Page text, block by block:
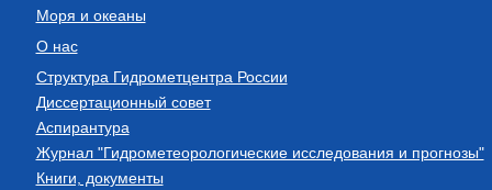
Моря и океаны
О нас
Структура Гидрометцентра России
Диссертационный совет
Аспирантура
Журнал "Гидрометеорологические исследования и прогнозы"
Книги, документы